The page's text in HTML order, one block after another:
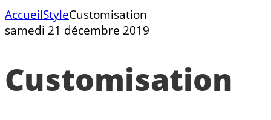
AccueilStyleCustomisation
samedi 21 décembre 2019
Customisation